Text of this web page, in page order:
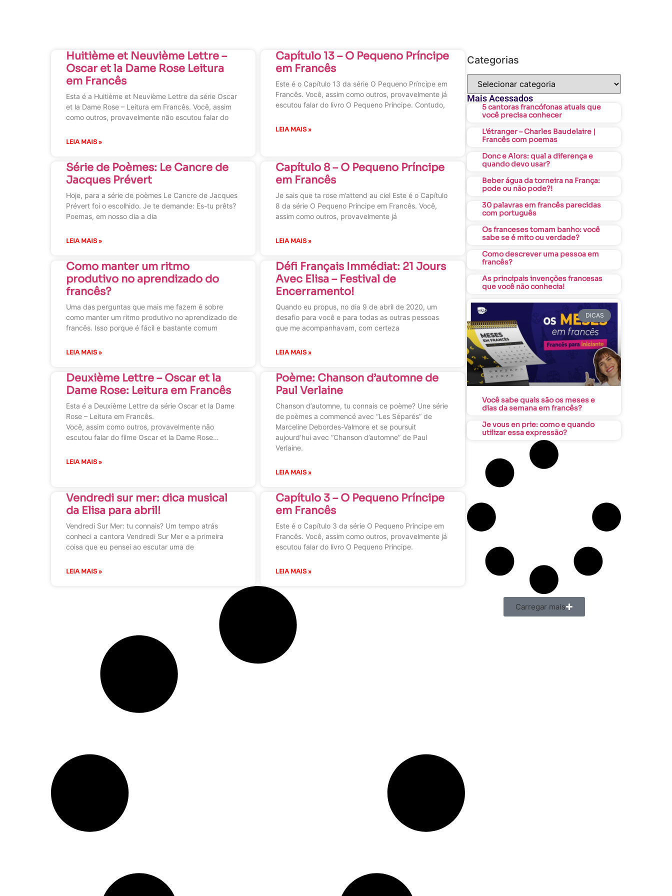
Huitième et Neuvième Lettre –
Oscar et la Dame Rose Leitura
em Francês
Esta é a Huitième et Neuvième Lettre da série Oscar
et la Dame Rose – Leitura em Francês. Você, assim
como outros, provavelmente não escutou falar do
LEIA MAIS »
Capítulo 13 – O Pequeno Príncipe
em Francês
Este é o Capítulo 13 da série O Pequeno Príncipe em
Francês. Você, assim como outros, provavelmente já
escutou falar do livro O Pequeno Príncipe. Contudo,
LEIA MAIS »
Série de Poèmes: Le Cancre de
Jacques Prévert
Hoje, para a série de poèmes Le Cancre de Jacques
Prévert foi o escolhido. Je te demande: Es-tu prêts?
Poemas, em nosso dia a dia
LEIA MAIS »
Capítulo 8 – O Pequeno Príncipe
em Francês
Je sais que ta rose m’attend au ciel Este é o Capítulo
8 da série O Pequeno Príncipe em Francês. Você,
assim como outros, provavelmente já
LEIA MAIS »
Como manter um ritmo
produtivo no aprendizado do
francês?
Uma das perguntas que mais me fazem é sobre
como manter um ritmo produtivo no aprendizado de
francês. Isso porque é fácil e bastante comum
LEIA MAIS »
Défi Français Immédiat: 21 Jours
Avec Elisa – Festival de
Encerramento!
Quando eu propus, no dia 9 de abril de 2020, um
desafio para você e para todas as outras pessoas
que me acompanhavam, com certeza
LEIA MAIS »
Deuxième Lettre – Oscar et la
Dame Rose: Leitura em Francês
Esta é a Deuxième Lettre da série Oscar et la Dame
Rose – Leitura em Francês.
Você, assim como outros, provavelmente não
escutou falar do filme Oscar et la Dame Rose…
LEIA MAIS »
Poème: Chanson d’automne de
Paul Verlaine
Chanson d’automne, tu connais ce poème? Une série
de poèmes a commencé avec “Les Séparés” de
Marceline Debordes-Valmore et se poursuit
aujourd’hui avec “Chanson d’automne” de Paul
Verlaine.
LEIA MAIS »
Vendredi sur mer: dica musical
da Elisa para abril!
Vendredi Sur Mer: tu connais? Um tempo atrás
conheci a cantora Vendredi Sur Mer e a primeira
coisa que eu pensei ao escutar uma de
LEIA MAIS »
Capítulo 3 – O Pequeno Príncipe
em Francês
Este é o Capítulo 3 da série O Pequeno Príncipe em
Francês. Você, assim como outros, provavelmente já
escutou falar do livro O Pequeno Príncipe.
LEIA MAIS »
Categorias
Mais Acessados
5 cantoras francófonas atuais que
você precisa conhecer
L’étranger – Charles Baudelaire |
Francês com poemas
Donc e Alors: qual a diferença e
quando devo usar?
Beber água da torneira na França:
pode ou não pode?!
30 palavras em francês parecidas
com português
Os franceses tomam banho: você
sabe se é mito ou verdade?
Como descrever uma pessoa em
francês?
As principais invenções francesas
que você não conhecia!
DICAS
Você sabe quais são os meses e
dias da semana em francês?
Je vous en prie: como e quando
utilizar essa expressão?
Carregar mais